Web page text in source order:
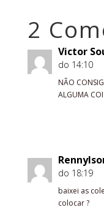
2
Victor
do 14:10
NÃO
ALGUMA
do 18:19
baixei as
colocar ?